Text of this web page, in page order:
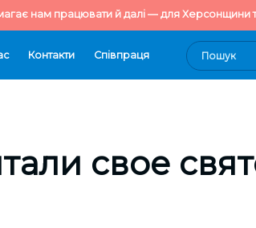
нам працювати й далі — для Херсонщини та
Контакти Cпівпраця
свое